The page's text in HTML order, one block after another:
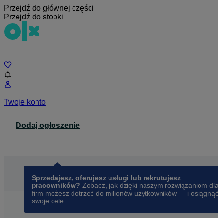
Przejdź do głównej części
Przejdź do stopki
Twoje konto
Dodaj ogłoszenie
Sprzedajesz, oferujesz usługi lub rekrutujesz
pracowników? Zobacz, jak dzięki naszym rozwiązaniom dla
firm możesz dotrzeć do milionów użytkowników — i osiągnąć
swoje cele.